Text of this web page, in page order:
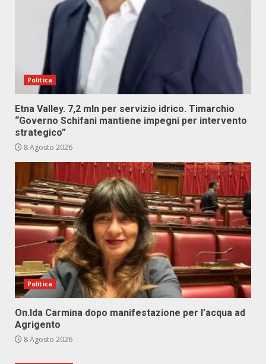
Politica
Etna Valley. 7,2 mln per servizio idrico. Timarchio
“Governo Schifani mantiene impegni per intervento
strategico”
8 Agosto 2026
Politica
On.Ida Carmina dopo manifestazione per l’acqua ad
Agrigento
8 Agosto 2026